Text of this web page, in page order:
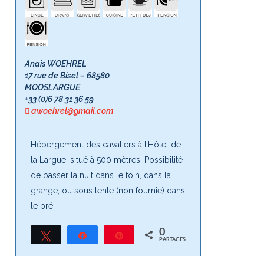
Anais WOEHREL
17 rue de Bisel – 68580
MOOSLARGUE
+33 (0)6 78 31 36 59
awoehrel@gmail.com
Hébergement des cavaliers à l’Hôtel de
la Largue, situé à 500 mètres. Possibilité
de passer la nuit dans le foin, dans la
grange, ou sous tente (non fournie) dans
le pré.
Tweetez Partagez Épingle 0
PARTAGES